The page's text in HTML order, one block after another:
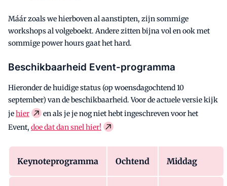
Máár zoals we hierboven al aanstipten, zijn sommige
workshops al volgeboekt. Andere zitten bijna vol en ook met
sommige power hours gaat het hard.
Beschikbaarheid Event-programma
Hieronder de huidige status (op woensdagochtend 10
september) van de beschikbaarheid. Voor de actuele versie kijk
jehier
en als je je nog niet hebt ingeschreven voor het
Event, doe dat dan snel hier!
Keynoteprogramma Ochtend Middag